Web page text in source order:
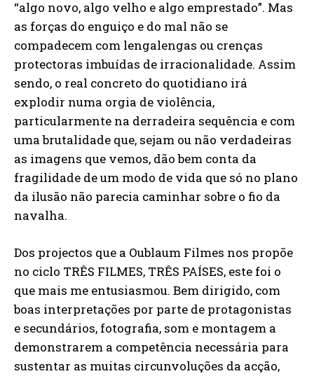
“algo novo, algo velho e algo emprestado”. Mas
as forças do enguiço e do mal não se
compadecem com lengalengas ou crenças
protectoras imbuídas de irracionalidade. Assim
sendo, o real concreto do quotidiano irá
explodir numa orgia de violência,
particularmente na derradeira sequência e com
uma brutalidade que, sejam ou não verdadeiras
as imagens que vemos, dão bem conta da
fragilidade de um modo de vida que só no plano
da ilusão não parecia caminhar sobre o fio da
navalha.
Dos projectos que a Oublaum Filmes nos propõe
no ciclo TRÊS FILMES, TRÊS PAÍSES, este foi o
que mais me entusiasmou. Bem dirigido, com
boas interpretações por parte de protagonistas
e secundários, fotografia, som e montagem a
demonstrarem a competência necessária para
sustentar as muitas circunvoluções da acção,